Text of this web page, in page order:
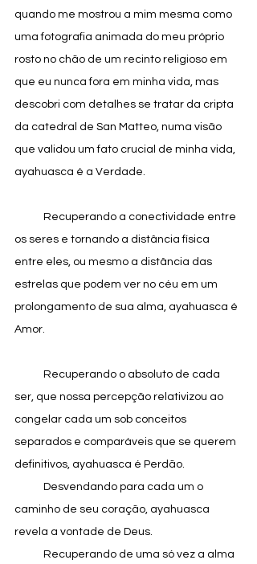
quando me mostrou a mim mesma como
uma fotografia animada do meu próprio
rosto no chão de um recinto religioso em
que eu nunca fora em minha vida, mas
descobri com detalhes se tratar da cripta
da catedral de San Matteo, numa visão
que validou um fato crucial de minha vida,
ayahuasca é a Verdade.
os seres e tornando a distância física
entre eles, ou mesmo a distância das
estrelas que podem ver no céu em um
prolongamento de sua alma, ayahuasca é
Amor.
ser, que nossa percepção relativizou ao
congelar cada um sob conceitos
separados e comparáveis que se querem
definitivos, ayahuasca é Perdão.
caminho de seu coração, ayahuasca
revela a vontade de Deus.